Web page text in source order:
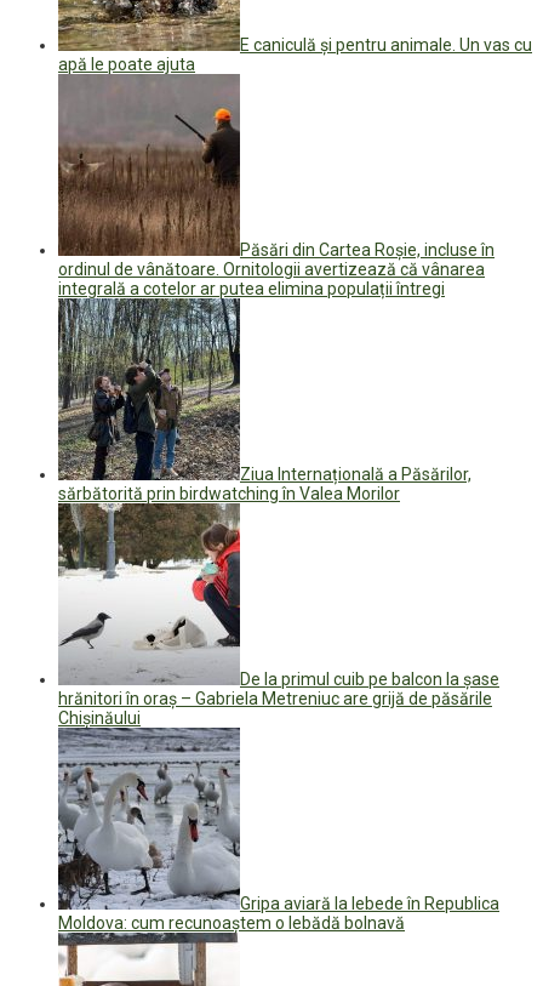
E caniculă și pentru animale. Un vas cu
apă le poate ajuta
Păsări din Cartea Roșie, incluse în
ordinul de vânătoare. Ornitologii avertizează că vânarea
integrală a cotelor ar putea elimina populații întregi
Ziua Internațională a Păsărilor,
sărbătorită prin birdwatching în Valea Morilor
De la primul cuib pe balcon la șase
hrănitori în oraș – Gabriela Metreniuc are grijă de păsările
Chișinăului
Gripa aviară la lebede în Republica
Moldova: cum recunoaștem o lebădă bolnavă